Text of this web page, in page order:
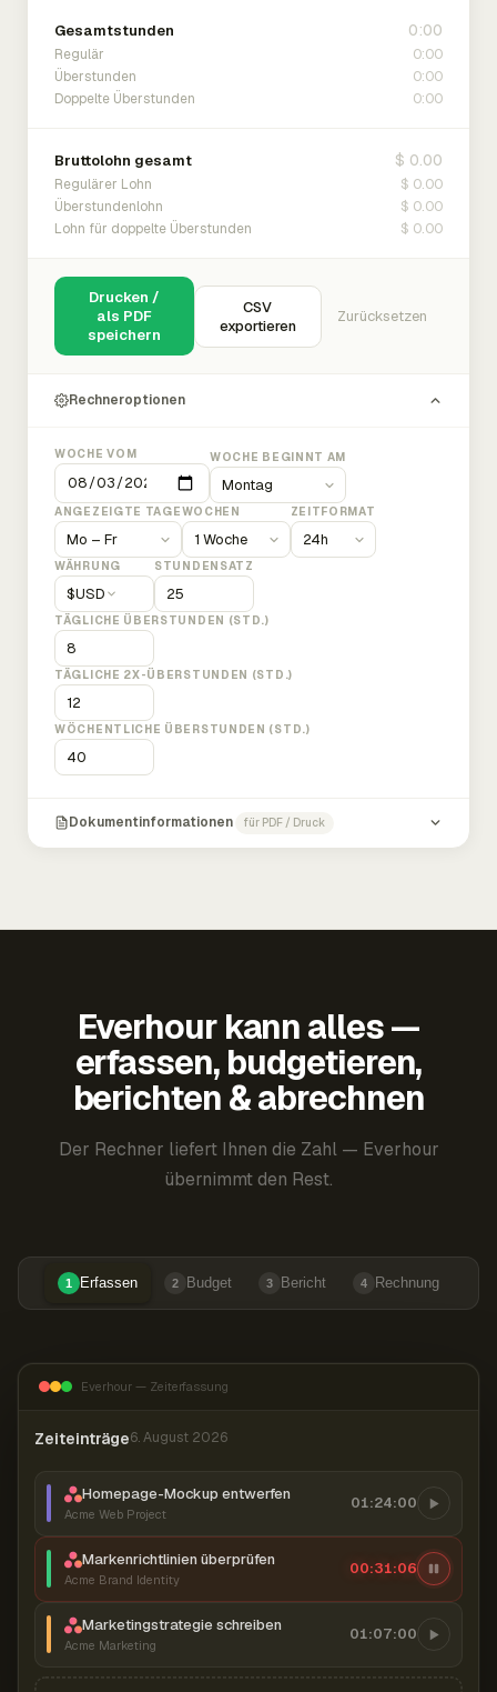
Gesamtstunden 0:00
Regulär 0:00
Überstunden 0:00
Doppelte Überstunden 0:00
Bruttolohn gesamt $ 0.00
Regulärer Lohn $ 0.00
Überstundenlohn $ 0.00
Lohn für doppelte Überstunden $ 0.00
Drucken /
als PDF
speichern
CSV
exportieren
Zurücksetzen
Rechneroptionen
WOCHE VOM WOCHE BEGINNT AM
ANGEZEIGTE TAGEWOCHEN ZEITFORMAT
WÄHRUNG
$USD
STUNDENSATZ
TÄGLICHE ÜBERSTUNDEN (STD.)
TÄGLICHE 2X-ÜBERSTUNDEN (STD.)
WÖCHENTLICHE ÜBERSTUNDEN (STD.)
Dokumentinformationen für PDF / Druck
Everhour kann alles —
erfassen, budgetieren,
berichten & abrechnen
Der Rechner liefert Ihnen die Zahl — Everhour
übernimmt den Rest.
1 Erfassen 2 Budget 3 Bericht 4 Rechnung
Everhour — Zeiterfassung
Zeiteinträge6. August 2026
Homepage-Mockup entwerfen
Acme Web Project
01:24:00
Markenrichtlinien überprüfen
Acme Brand Identity
00:31:07
Marketingstrategie schreiben
Acme Marketing
01:07:00